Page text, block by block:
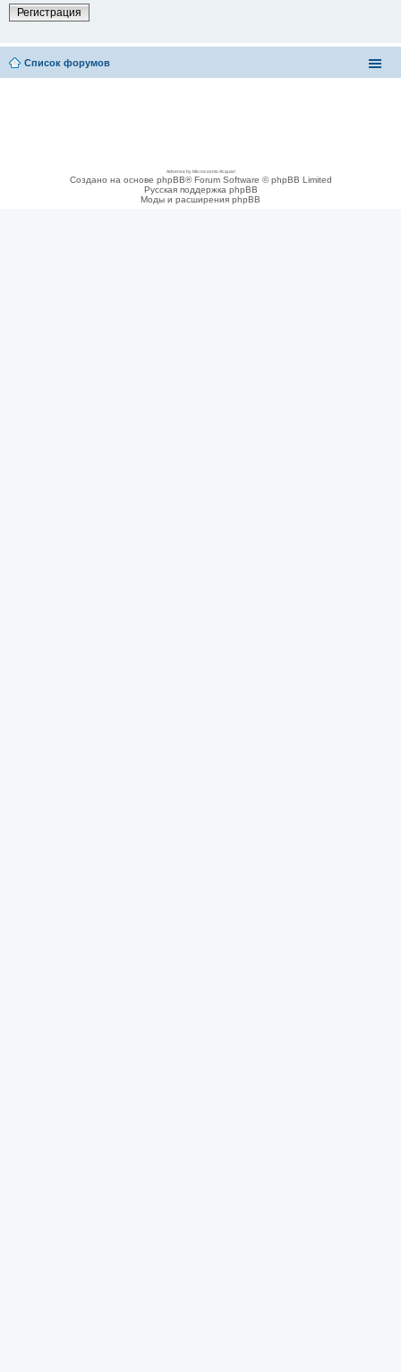
Регистрация
Список форумов
Adsense by Microcosmo Acquari
Создано на основе phpBB® Forum Software © phpBB Limited
Русская поддержка phpBB
Моды и расширения phpBB